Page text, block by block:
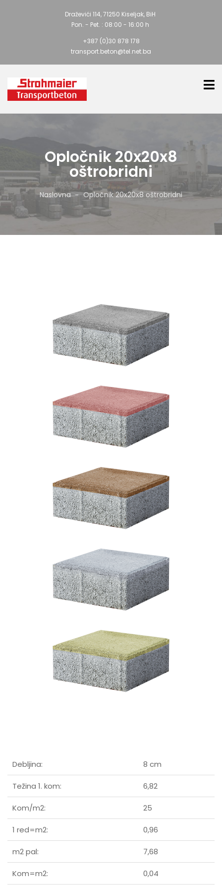
Draževići 114, 71250 Kiseljak, BiH
Pon. - Pet. : 08:00 - 16:00 h
+387 (0)30 878 178
transport.beton@tel.net.ba
Opločnik 20x20x8
oštrobridni
Naslovna Opločnik 20x20x8 oštrobridni
Debljina: 8 cm
Težina 1. kom: 6,82
Kom/m2: 25
1 red=m2: 0,96
m2 pal: 7,68
Kom=m2: 0,04